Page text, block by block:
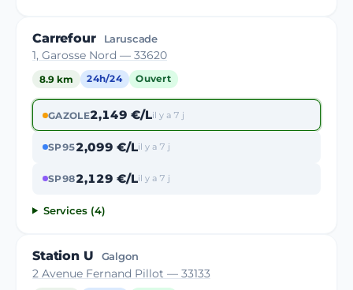
Carrefour Laruscade
1, Garosse Nord — 33620
8.9 km 24h/24 Ouvert
GAZOLE2,149 €/Lil y a 7 j
SP952,099 €/Lil y a 7 j
SP982,129 €/Lil y a 7 j
Services (4)
Station U Galgon
2 Avenue Fernand Pillot — 33133